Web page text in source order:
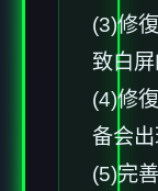
(3)修
致白屏
(4)修
备会出
(5)完